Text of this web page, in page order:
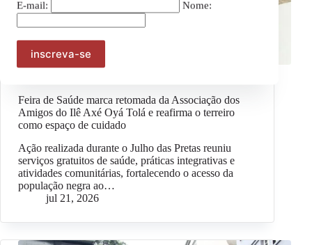
E-mail: Nome:
Julho das Pretas
Feira de Saúde marca retomada da Associação dos
Amigos do Ilê Axé Oyá Tolá e reafirma o terreiro
como espaço de cuidado
Ação realizada durante o Julho das Pretas reuniu
serviços gratuitos de saúde, práticas integrativas e
atividades comunitárias, fortalecendo o acesso da
população negra ao…
jul 21, 2026